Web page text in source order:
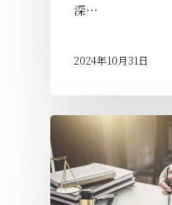
深…
2024年10月31日